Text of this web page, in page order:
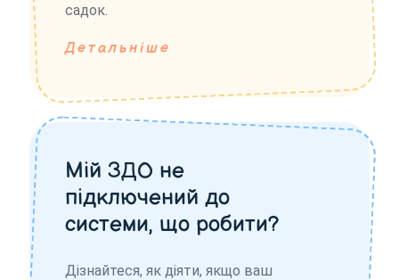
садок.
Детальніше
Мій ЗДО не
підключений до
системи, що робити?
Дізнайтеся, як діяти, якщо ваш